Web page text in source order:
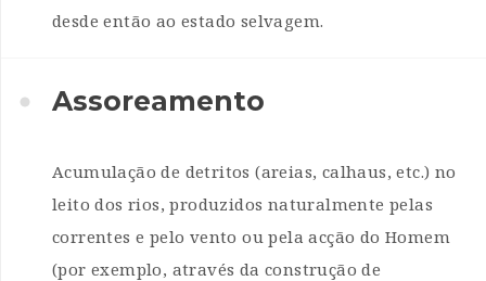
desde então ao estado selvagem.
Assoreamento
Acumulação de detritos (areias, calhaus, etc.) no
leito dos rios, produzidos naturalmente pelas
correntes e pelo vento ou pela acção do Homem
(por exemplo, através da construção de